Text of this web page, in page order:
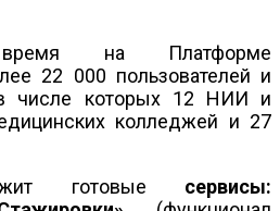
на Платформе
22 000 пользователей и
в числе которых 12 НИИ и
колледжей и 27
готовые сервисы: